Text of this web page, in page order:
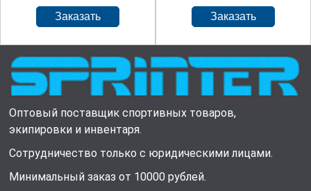
Оптовый поставщик спортивных товаров,
экипировки и инвентаря.
Сотрудничество только с юридическими лицами.
Минимальный заказ от 10000 рублей.